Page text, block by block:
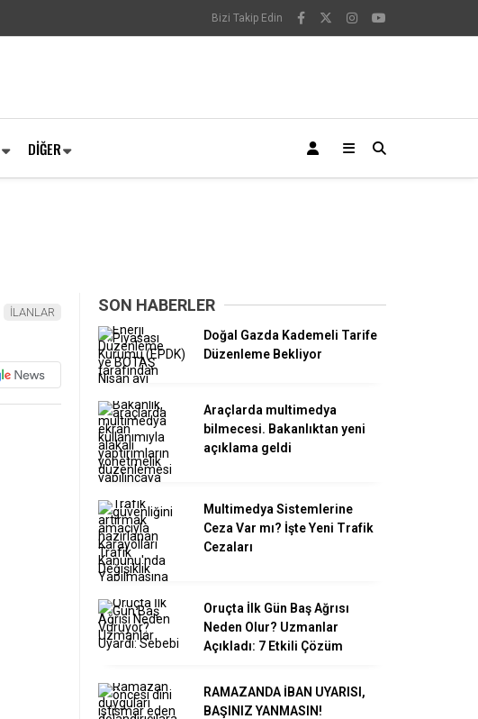
Bizi Takip Edin
DİĞER
İLANLAR SON HABERLER
Doğal Gazda Kademeli Tarife
Düzenleme Bekliyor
Araçlarda multimedya
bilmecesi. Bakanlıktan yeni
açıklama geldi
Multimedya Sistemlerine
Ceza Var mı? İşte Yeni Trafik
Cezaları
Oruçta İlk Gün Baş Ağrısı
Neden Olur? Uzmanlar
Açıkladı: 7 Etkili Çözüm
RAMAZANDA İBAN UYARISI,
BAŞINIZ YANMASIN!